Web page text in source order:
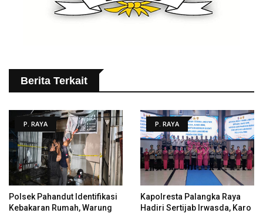
Berita Terkait
P. RAYA
Polsek Pahandut Identifikasi
Kebakaran Rumah, Warung
P. RAYA
Kapolresta Palangka Raya
Hadiri Sertijab Irwasda, Karo